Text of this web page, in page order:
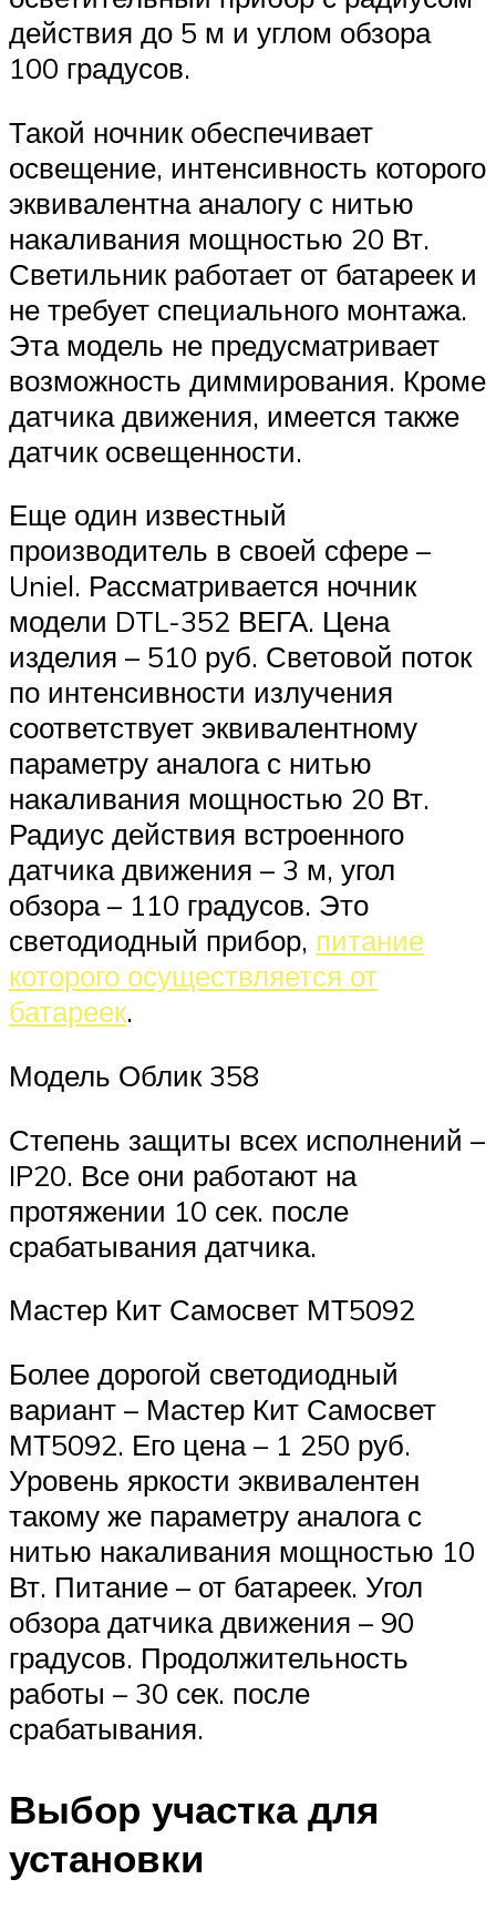
действия до 5 м и углом обзора
100 градусов.
Такой ночник обеспечивает
освещение, интенсивность которого
эквивалентна аналогу с нитью
накаливания мощностью 20 Вт.
Светильник работает от батареек и
не требует специального монтажа.
Эта модель не предусматривает
возможность диммирования. Кроме
датчика движения, имеется также
датчик освещенности.
Еще один известный
производитель в своей сфере –
Uniel. Рассматривается ночник
модели DTL-352 ВЕГА. Цена
изделия – 510 руб. Световой поток
по интенсивности излучения
соответствует эквивалентному
параметру аналога с нитью
накаливания мощностью 20 Вт.
Радиус действия встроенного
датчика движения – 3 м, угол
обзора – 110 градусов. Это
светодиодный прибор, питание
которого осуществляется от
батареек.
Модель Облик 358
Степень защиты всех исполнений –
IP20. Все они работают на
протяжении 10 сек. после
срабатывания датчика.
Мастер Кит Самосвет МТ5092
Более дорогой светодиодный
вариант – Мастер Кит Самосвет
МТ5092. Его цена – 1 250 руб.
Уровень яркости эквивалентен
такому же параметру аналога с
нитью накаливания мощностью 10
Вт. Питание – от батареек. Угол
обзора датчика движения – 90
градусов. Продолжительность
работы – 30 сек. после
срабатывания.
Выбор участка для
установки